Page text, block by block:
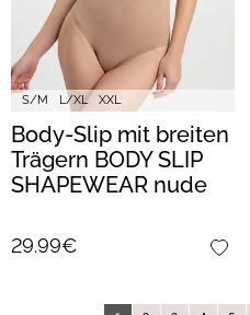
S/M L/XL XXL
Body-Slip mit breiten
Trägern BODY SLIP
SHAPEWEAR nude
29.99€